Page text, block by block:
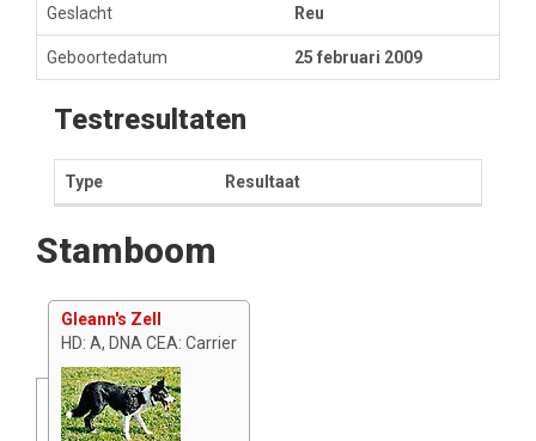
Geslacht Reu
Geboortedatum 25 februari 2009
Testresultaten
Type Resultaat
Stamboom
Gleann's Zell
HD: A, DNA CEA: Carrier